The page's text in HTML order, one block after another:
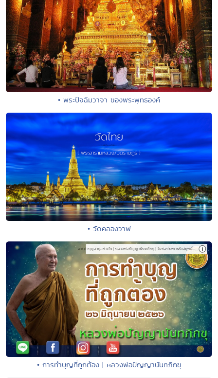
• พระปัจฉิมวาจา ของพระพุทธองค์
• วัดคลองวาฬ
• การทำบุญที่ถูกต้อง | หลวงพ่อปัญญานันทภิกขุ